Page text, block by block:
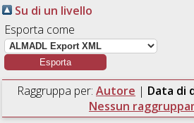
Su di un livello
Esporta come
Raggruppa per: Autore | Data di
Nessun